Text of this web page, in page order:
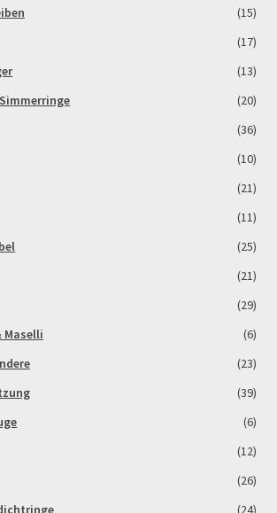
(15)
(17)
(13)
(20)
(36)
(10)
(21)
(11)
(25)
(21)
(29)
Maselli
(6)
(23)
(39)
(6)
(12)
(26)
(24)